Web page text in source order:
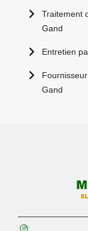
Traitement
Gand
Entretien
Gand